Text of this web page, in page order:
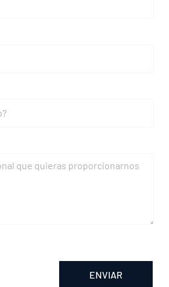
ENVIAR